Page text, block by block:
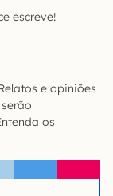
escreve!
e opiniões
os